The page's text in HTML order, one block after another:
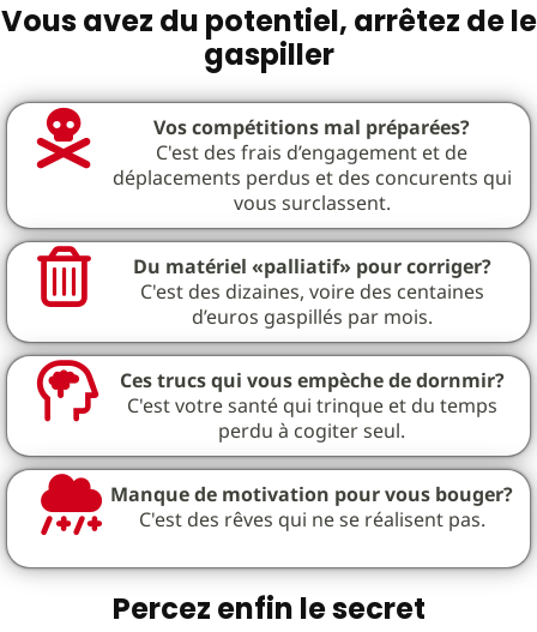
Vous avez du potentiel, arrêtez de le
gaspiller
Vos compétitions mal préparées?
C'est des frais d’engagement et de
déplacements perdus et des concurents qui
vous surclassent.
Du matériel «palliatif» pour corriger?
C'est des dizaines, voire des centaines
d’euros gaspillés par mois.
Ces trucs qui vous empèche de dornmir?
C'est votre santé qui trinque et du temps
perdu à cogiter seul.
Manque de motivation pour vous bouger?
C'est des rêves qui ne se réalisent pas.
Percez enfin le secret